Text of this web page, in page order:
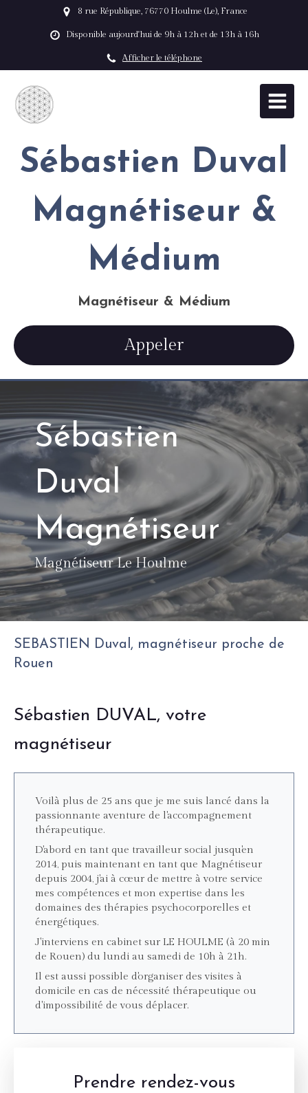
8 rue République, 76770 Houlme (Le), France
Disponible aujourd'hui de 9h à 12h et de 13h à 16h
Afficher le téléphone
Sébastien Duval
Magnétiseur &
Médium
Magnétiseur & Médium
Appeler
Sébastien
Duval
Magnétiseur
Magnétiseur Le Houlme
SEBASTIEN Duval, magnétiseur proche de
Rouen
Sébastien DUVAL, votre
magnétiseur
Voilà plus de 25 ans que je me suis lancé dans la
passionnante aventure de l'accompagnement
thérapeutique.
D'abord en tant que travailleur social jusqu'en
2014, puis maintenant en tant que Magnétiseur
depuis 2004, j'ai à cœur de mettre à votre service
mes compétences et mon expertise dans les
domaines des thérapies psychocorporelles et
énergétiques.
J'interviens en cabinet sur LE HOULME (à 20 min
de Rouen) du lundi au samedi de 10h à 21h.
Il est aussi possible d'organiser des visites à
domicile en cas de nécessité thérapeutique ou
d'impossibilité de vous déplacer.
Prendre rendez-vous